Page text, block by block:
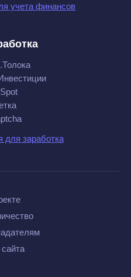
учета финансов
для заработка